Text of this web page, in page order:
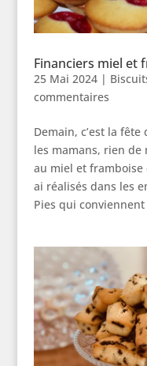
Financiers miel et
25 Mai 2024|
commentaires
Demain, c’est la
les mamans, rien
au miel et framboise
ai réalisés dans les
Pies qui